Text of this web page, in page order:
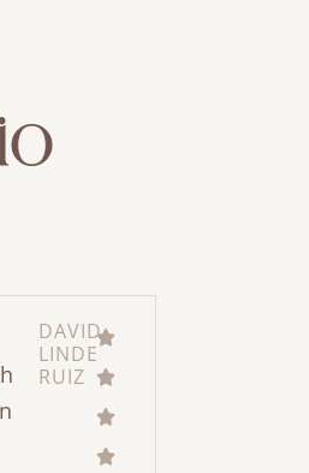
DAVID
LINDE
RUIZ